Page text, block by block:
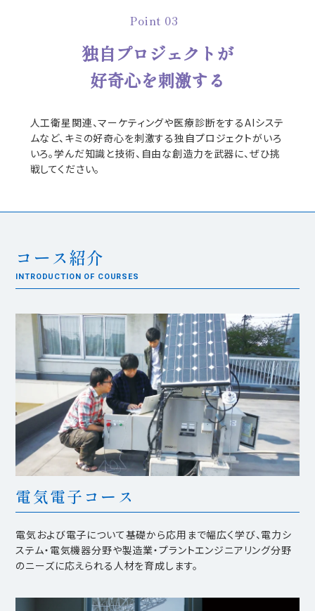
Point 03
独自プロジェクトが
好奇心を刺激する
人工衛星関連、マーケティングや医療診断をするAIシステ
ムなど、キミの好奇心を刺激する独自プロジェクトがいろ
いろ。学んだ知識と技術、自由な創造力を武器に、ぜひ挑
戦してください。
コース紹介
INTRODUCTION OF COURSES
電気電子コース
電気および電子について基礎から応用まで幅広く学び、電力シ
ステム・電気機器分野や製造業・プラントエンジニアリング分野
のニーズに応えられる人材を育成します。